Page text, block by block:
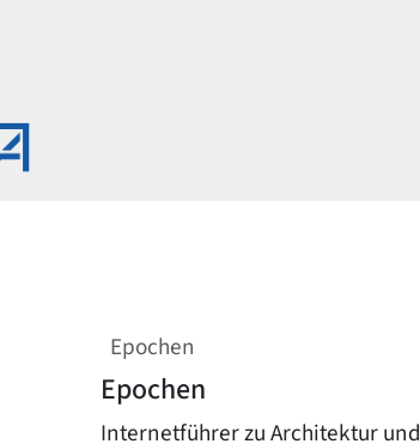
Epochen
Epochen
Internetführer zu Architektur und